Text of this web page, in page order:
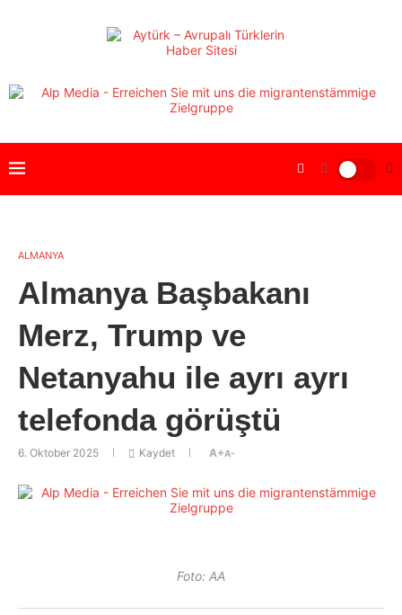
ALMANYA
Almanya Başbakanı
Merz, Trump ve
Netanyahu ile ayrı ayrı
telefonda görüştü
6. Oktober 2025 Kaydet A+A-
Foto: AA